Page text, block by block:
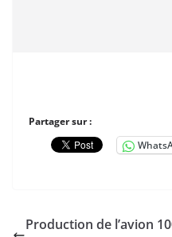
Partager sur :
Production de l’avion